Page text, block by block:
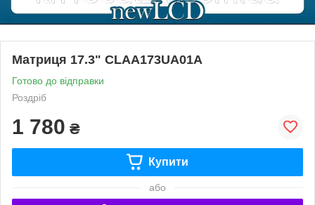
Матриця 17.3" CLAA173UA01A
Готово до відправки
Роздріб
1 780 ₴
Купити
або